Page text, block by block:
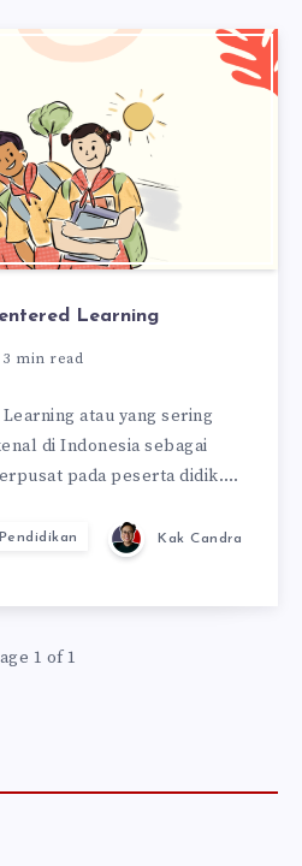
Learning
3 min read
atau yang sering
di Indonesia sebagai
pada peserta didik….
Pendidikan Kak Candra
1 of 1